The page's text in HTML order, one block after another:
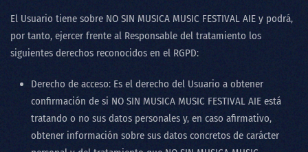
El Usuario tiene sobre NO SIN MUSICA MUSIC FESTIVAL AIE y podrá,
por tanto, ejercer frente al Responsable del tratamiento los
siguientes derechos reconocidos en el RGPD:
Derecho de acceso: Es el derecho del Usuario a obtener
confirmación de si NO SIN MUSICA MUSIC FESTIVAL AIE está
tratando o no sus datos personales y, en caso afirmativo,
obtener información sobre sus datos concretos de carácter